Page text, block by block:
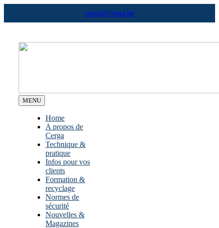
content
cerga@cerga.be
MENU
Home
A propos de
Cerga
Technique &
pratique
Infos pour vos
clients
Formation &
recyclage
Normes de
sécurité
Nouvelles &
Magazines